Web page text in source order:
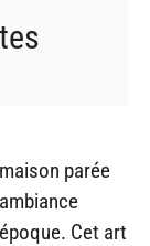
parée
Cet art